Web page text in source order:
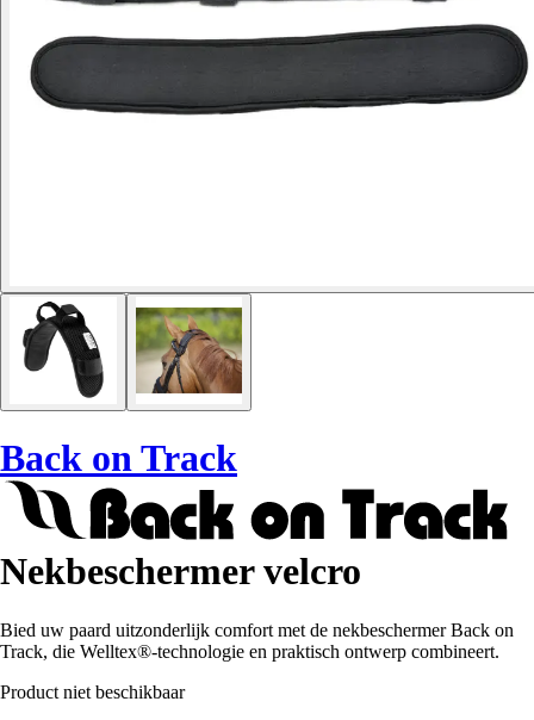
Back on Track
Nekbeschermer velcro
Bied uw paard uitzonderlijk comfort met de nekbeschermer Back on
Track, die Welltex®-technologie en praktisch ontwerp combineert.
Product niet beschikbaar